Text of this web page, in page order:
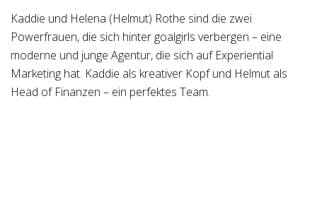
Kaddie und Helena (Helmut) Rothe sind die zwei
Powerfrauen, die sich hinter goalgirls verbergen – eine
moderne und junge Agentur, die sich auf Experiential
Marketing hat. Kaddie als kreativer Kopf und Helmut als
Head of Finanzen – ein perfektes Team.